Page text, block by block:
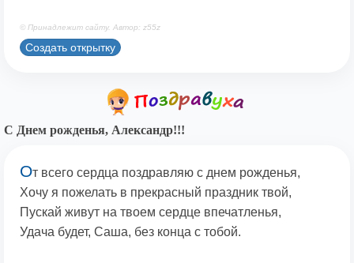
© Принадлежит сайту. Автор: z55z
Создать открытку
С Днем рожденья, Александр!!!
От всего сердца поздравляю с днем рожденья,
Хочу я пожелать в прекрасный праздник твой,
Пускай живут на твоем сердце впечатленья,
Удача будет, Саша, без конца с тобой.